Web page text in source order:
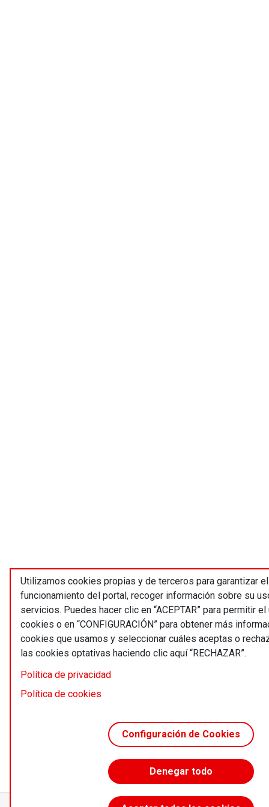
Utilizamos cookies propias y de terceros para garantizar
funcionamiento del portal, recoger información sobre su
servicios. Puedes hacer clic en “ACEPTAR” para permitir
cookies o en “CONFIGURACIÓN” para obtener más
cookies que usamos y seleccionar cuáles aceptas o
las cookies optativas haciendo clic aquí “RECHAZAR”.
Política de privacidad
Política de cookies
Configuración de Cookies
Denegar todo